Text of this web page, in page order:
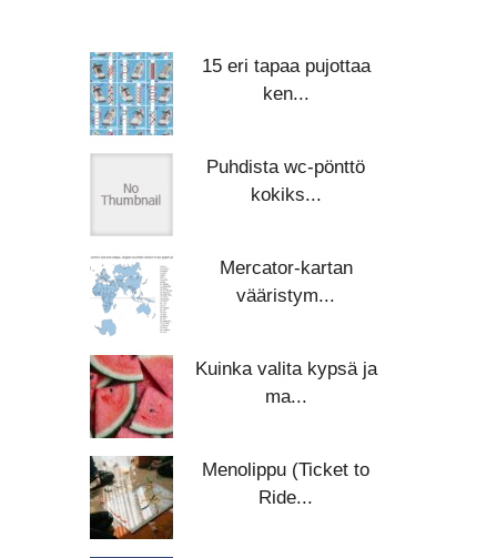
15 eri tapaa pujottaa
ken...
Puhdista wc-pönttö
kokiks...
Mercator-kartan
vääristym...
Kuinka valita kypsä ja
ma...
Menolippu (Ticket to
Ride...